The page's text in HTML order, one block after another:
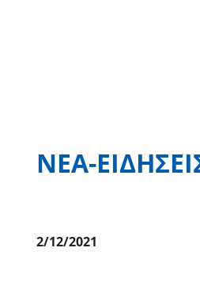
ΝΕΑ-
2/12/2021